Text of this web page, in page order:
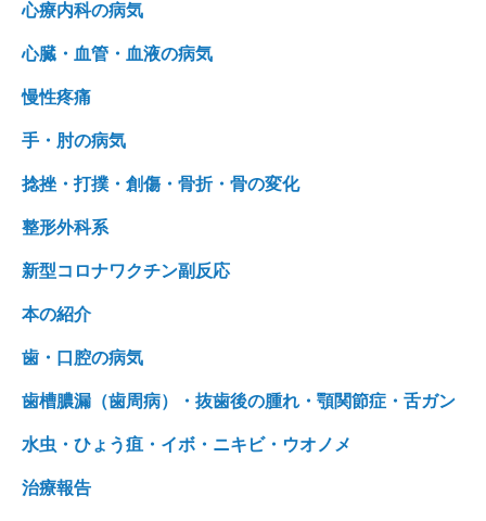
心療内科の病気
心臓・血管・血液の病気
慢性疼痛
手・肘の病気
捻挫・打撲・創傷・骨折・骨の変化
整形外科系
新型コロナワクチン副反応
本の紹介
歯・口腔の病気
歯槽膿漏（歯周病）・抜歯後の腫れ・顎関節症・舌ガン
水虫・ひょう疽・イボ・ニキビ・ウオノメ
治療報告